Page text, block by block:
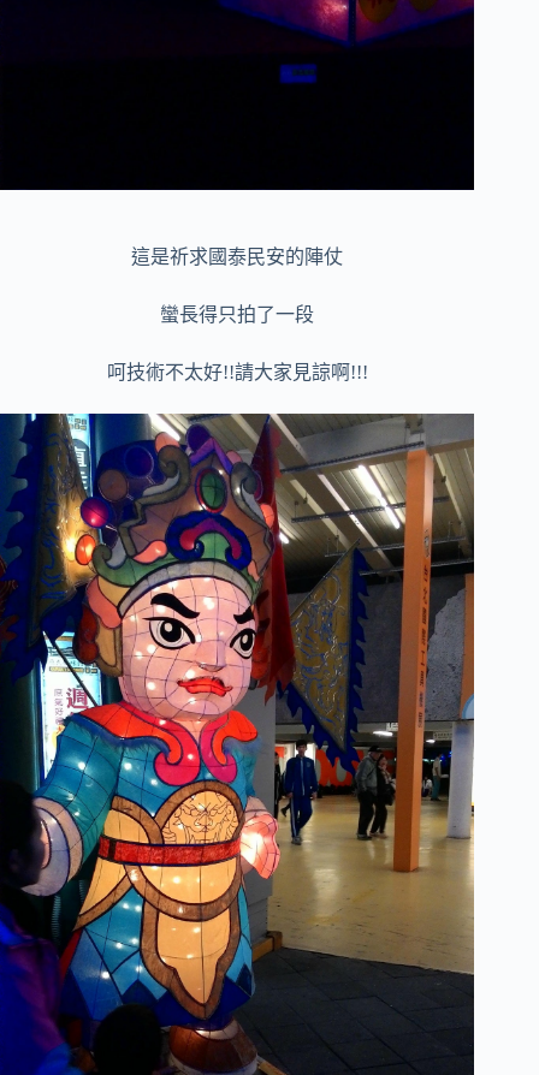
這是祈求國泰民安的陣仗
蠻長得只拍了一段
呵技術不太好!!請大家見諒啊!!!